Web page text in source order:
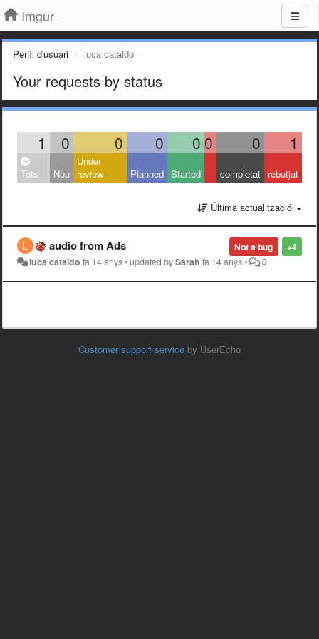
Imgur
Perfil d'usuari luca cataldo
Your requests by status
1 0 0 0 0 0 0 1
Tots Nou
Under
review
Planned Started completat rebutjat
Última actualització
+4
Not a bug
audio from Ads
luca cataldo fa 14 anys•updated bySarah fa 14 anys• 0
Customer support service by UserEcho